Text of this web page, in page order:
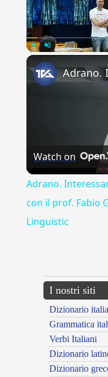
Watch on
Adrano.
con il prof. Fabio
Linguistic
I nostri siti
Dizionario
Grammatica
Verbi Italiani
Dizionario
Dizionario